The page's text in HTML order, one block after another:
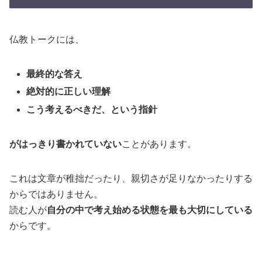
仏教トークには、
最終的な答え
絶対的に正しい理解
こう考えるべきだ、という指針
がはっきり書かれていないことがあります。
これは文章が稚拙だったり、親切さが足りなかったりする
からではありません。
読む人が自分の中で考え始める状態を最も大切にしている
からです。